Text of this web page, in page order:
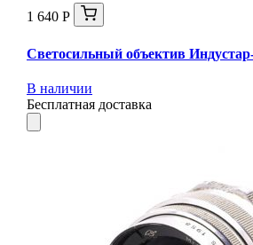
1 640 Р
Светосильный объектив
В наличии
Бесплатная доставка